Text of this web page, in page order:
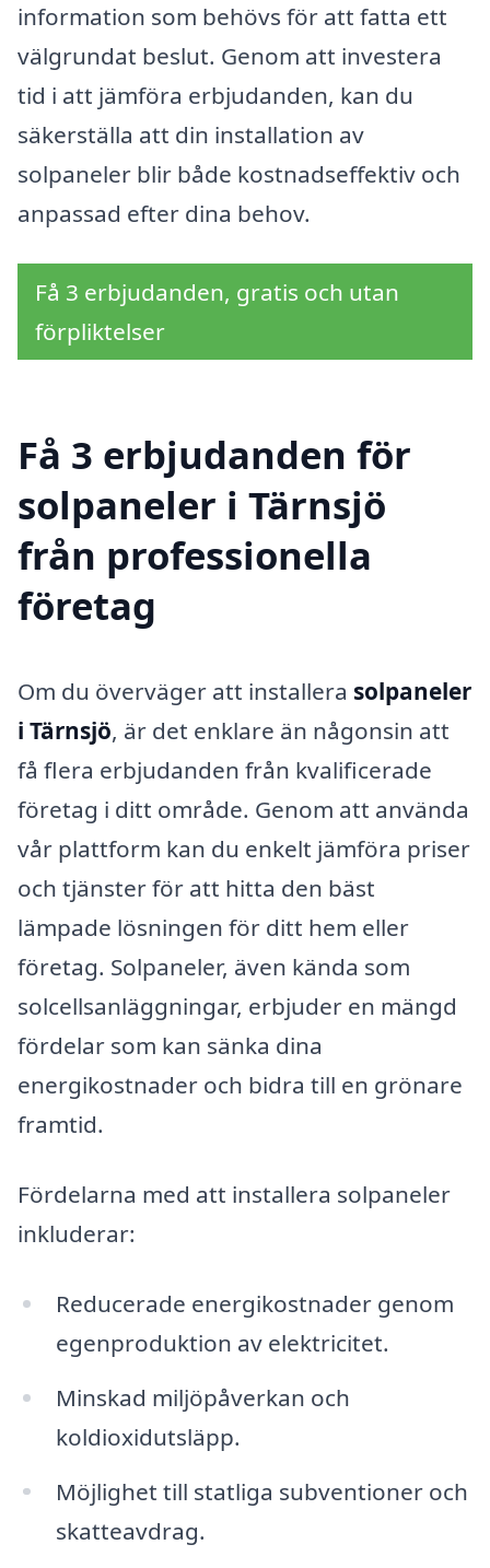
information som behövs för att fatta ett
välgrundat beslut. Genom att investera
tid i att jämföra erbjudanden, kan du
säkerställa att din installation av
solpaneler blir både kostnadseffektiv och
anpassad efter dina behov.
Få 3 erbjudanden, gratis och utan
förpliktelser
Få 3 erbjudanden för
solpaneler i Tärnsjö
från professionella
företag
Om du överväger att installera solpaneler
i Tärnsjö, är det enklare än någonsin att
få flera erbjudanden från kvalificerade
företag i ditt område. Genom att använda
vår plattform kan du enkelt jämföra priser
och tjänster för att hitta den bäst
lämpade lösningen för ditt hem eller
företag. Solpaneler, även kända som
solcellsanläggningar, erbjuder en mängd
fördelar som kan sänka dina
energikostnader och bidra till en grönare
framtid.
Fördelarna med att installera solpaneler
inkluderar:
Reducerade energikostnader genom
egenproduktion av elektricitet.
Minskad miljöpåverkan och
koldioxidutsläpp.
Möjlighet till statliga subventioner och
skatteavdrag.